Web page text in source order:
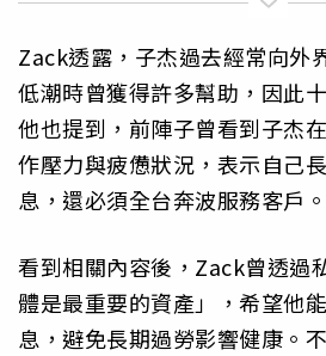
Zack透露，子杰過去經常向外
低潮時曾獲得許多幫助，因此
他也提到，前陣子曾看到子杰
作壓力與疲憊狀況，表示自己
息，還必須全台奔波服務客戶。
看到相關內容後，Zack曾透過
體是最重要的資產」，希望他
息，避免長期過勞影響健康。